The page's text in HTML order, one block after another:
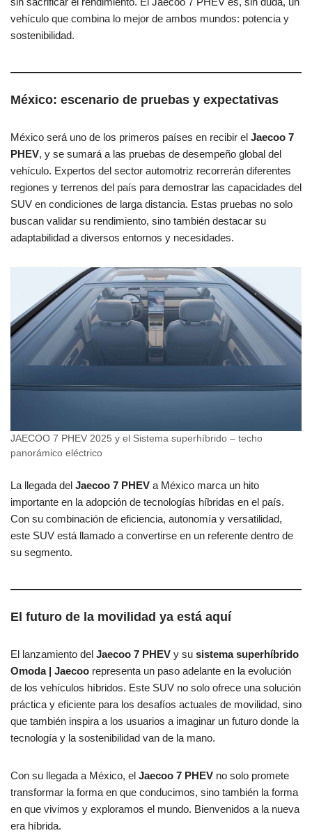
vehículo que combina lo mejor de ambos mundos: potencia y
sostenibilidad.
México: escenario de pruebas y expectativas
México será uno de los primeros países en recibir el Jaecoo 7
PHEV, y se sumará a las pruebas de desempeño global del
vehículo. Expertos del sector automotriz recorrerán diferentes
regiones y terrenos del país para demostrar las capacidades del
SUV en condiciones de larga distancia. Estas pruebas no solo
buscan validar su rendimiento, sino también destacar su
adaptabilidad a diversos entornos y necesidades.
JAECOO 7 PHEV 2025 y el Sistema superhíbrido – techo
panorámico eléctrico
La llegada del Jaecoo 7 PHEV a México marca un hito
importante en la adopción de tecnologías híbridas en el país.
Con su combinación de eficiencia, autonomía y versatilidad,
este SUV está llamado a convertirse en un referente dentro de
su segmento.
El futuro de la movilidad ya está aquí
El lanzamiento del Jaecoo 7 PHEV y su sistema superhíbrido
Omoda | Jaecoo representa un paso adelante en la evolución
de los vehículos híbridos. Este SUV no solo ofrece una solución
práctica y eficiente para los desafíos actuales de movilidad, sino
que también inspira a los usuarios a imaginar un futuro donde la
tecnología y la sostenibilidad van de la mano.
Con su llegada a México, el Jaecoo 7 PHEV no solo promete
transformar la forma en que conducimos, sino también la forma
en que vivimos y exploramos el mundo. Bienvenidos a la nueva
era híbrida.